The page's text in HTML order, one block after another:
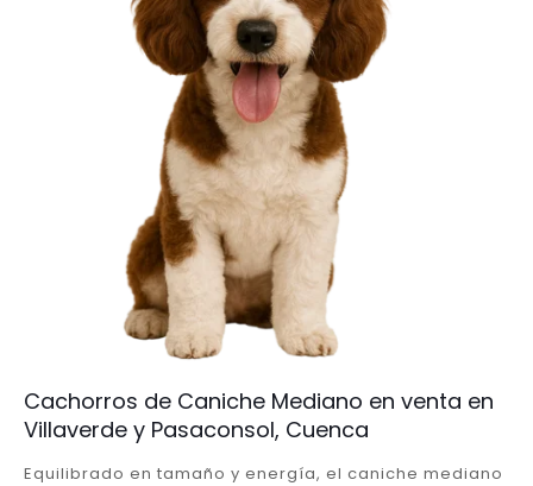
Cachorros de Caniche Mediano en venta en
Villaverde y Pasaconsol, Cuenca
Equilibrado en tamaño y energía, el caniche mediano